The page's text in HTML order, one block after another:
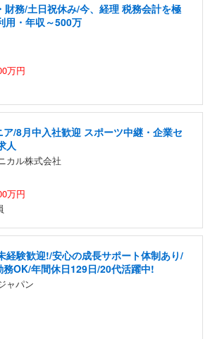
財務/土日祝休み/今、経理 税務会計を極
用・年収～500万
万円
/8月中入社歓迎 スポーツ中継・企業セ
人
カル株式会社
万円
経験歓迎!/安心の成長サポート体制あり/
務OK/年間休日129日/20代活躍中!
ャパン